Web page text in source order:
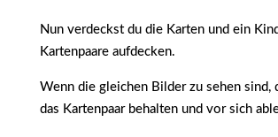
Nun verdeckst du die Karten und ein
Kartenpaare aufdecken.
Wenn die gleichen Bilder zu sehen sind,
das Kartenpaar behalten und vor sich